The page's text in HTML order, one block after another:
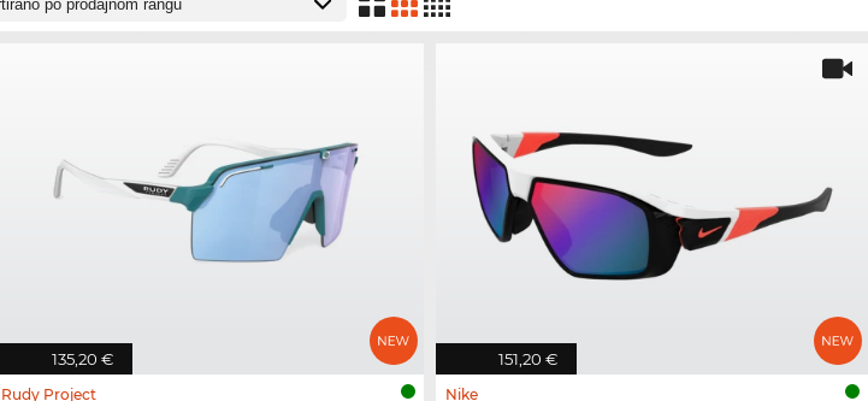
135,20 €
Rudy Project
151,20 €
Nike